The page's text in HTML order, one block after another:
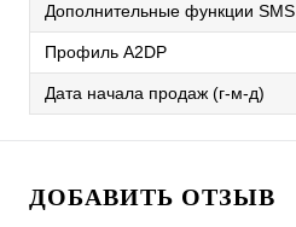
Дополнительные функции SMS
Профиль A2DP
Дата начала продаж (г-м-д)
ДОБАВИТЬ ОТЗЫВ